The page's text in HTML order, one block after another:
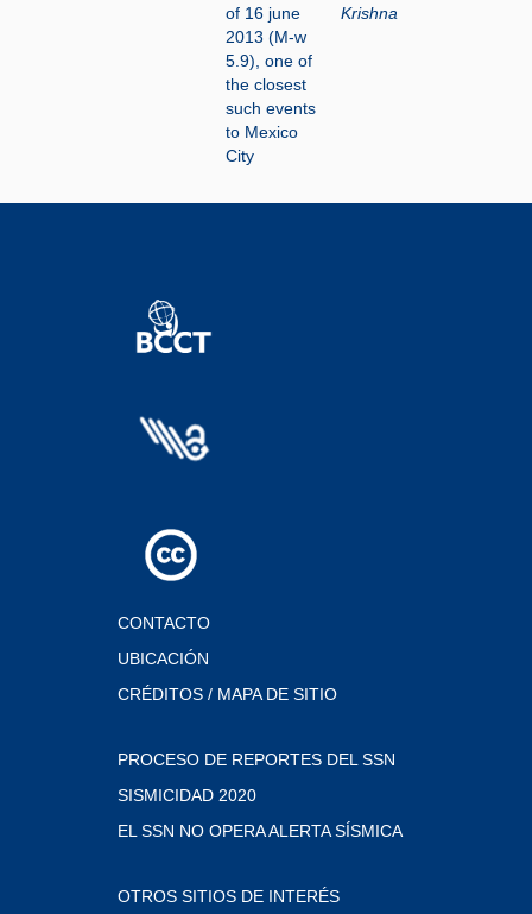
of 16 june
2013 (M-w
5.9), one of
the closest
such events
to Mexico
City
Krishna
CONTACTO
UBICACIÓN
CRÉDITOS / MAPA DE SITIO
PROCESO DE REPORTES DEL SSN
SISMICIDAD 2020
EL SSN NO OPERA ALERTA SÍSMICA
OTROS SITIOS DE INTERÉS